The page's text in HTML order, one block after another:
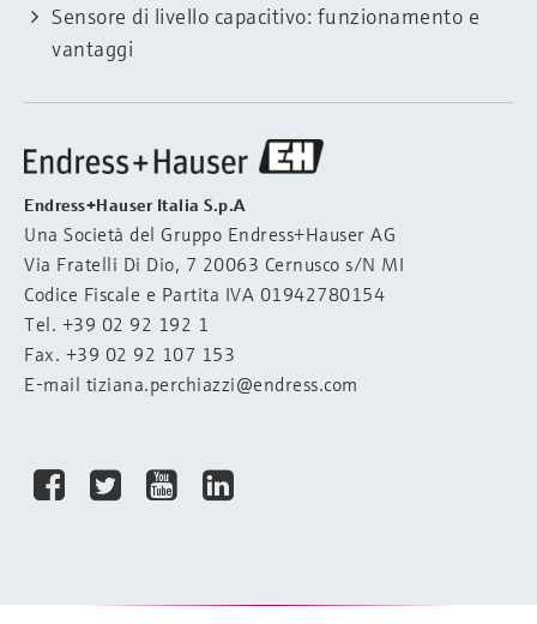
Sensore di livello capacitivo: funzionamento e
vantaggi
Endress+Hauser Italia S.p.A
Una Società del Gruppo Endress+Hauser AG
Via Fratelli Di Dio, 7 20063 Cernusco s/N MI
Codice Fiscale e Partita IVA 01942780154
Tel. +39 02 92 192 1
Fax. +39 02 92 107 153
E-mail tiziana.perchiazzi@endress.com